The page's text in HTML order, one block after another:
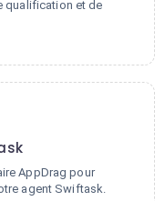
qualification et de
AppDrag pour
agent Swiftask.